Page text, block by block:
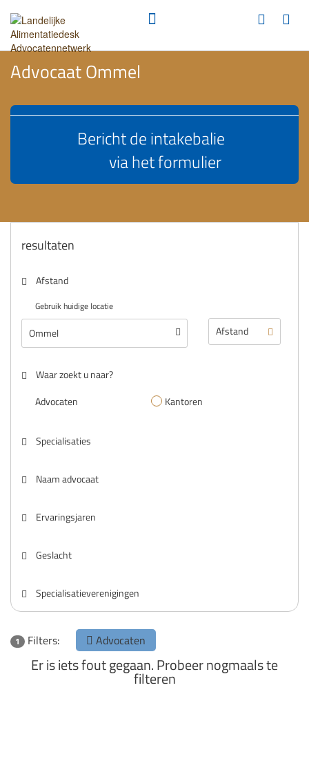
Advocaat Ommel
Bericht de intakebalie
via het formulier
resultaten
Afstand
Gebruik huidige locatie
Waar zoekt u naar?
Advocaten
Kantoren
Specialisaties
Naam advocaat
Ervaringsjaren
Geslacht
Specialisatieverenigingen
1 Filters: Advocaten
Er is iets fout gegaan. Probeer nogmaals te
filteren